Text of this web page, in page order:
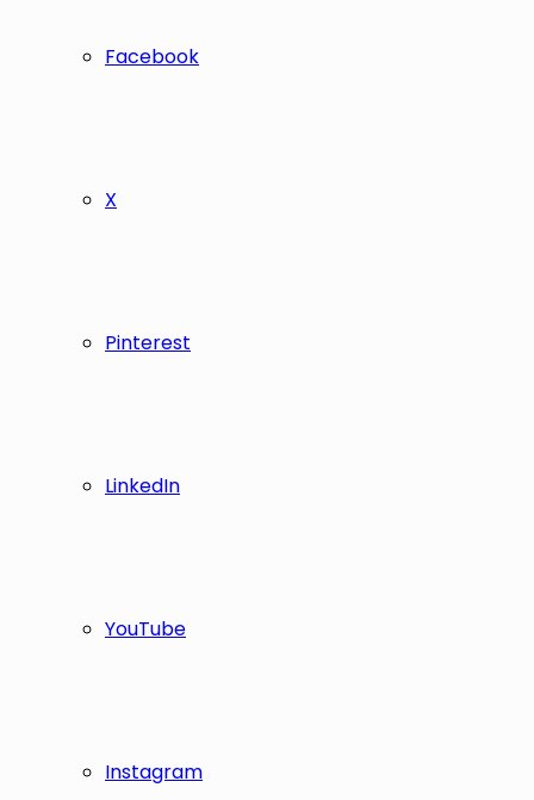
Facebook
X
Pinterest
LinkedIn
YouTube
Instagram